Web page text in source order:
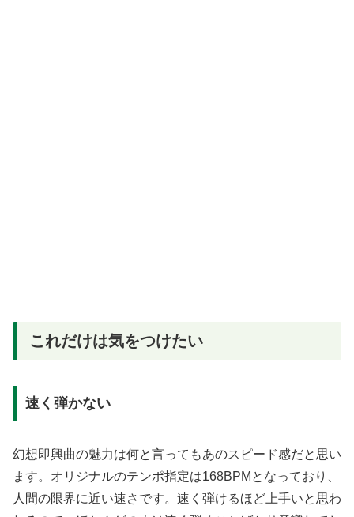
これだけは気をつけたい
速く弾かない
幻想即興曲の魅力は何と言ってもあのスピード感だと思い
ます。オリジナルのテンポ指定は168BPMとなっており、
人間の限界に近い速さです。速く弾けるほど上手いと思わ